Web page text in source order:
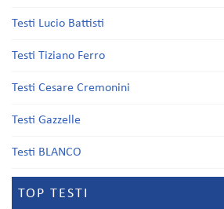
Testi Lucio Battisti
Testi Tiziano Ferro
Testi Cesare Cremonini
Testi Gazzelle
Testi BLANCO
TOP TESTI